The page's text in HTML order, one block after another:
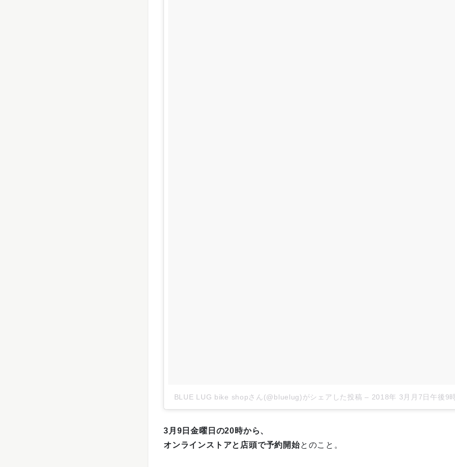
BLUE LUG bike shopさん(@bluelug)がシェアした投稿 – 2018年 3月月7日午後9
3月9日金曜日の20時から、
オンラインストアと店頭で予約開始とのこと。